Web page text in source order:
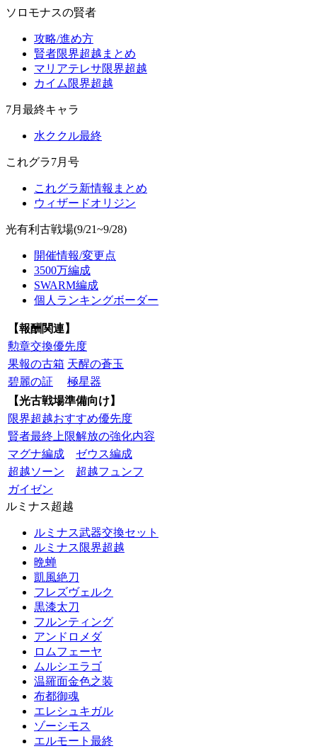
ソロモナスの賢者
攻略/進め方
賢者限界超越まとめ
マリアテレサ限界超越
カイム限界超越
7月最終キャラ
水ククル最終
これグラ7月号
これグラ新情報まとめ
ウィザードオリジン
光有利古戦場(9/21~9/28)
開催情報/変更点
3500万編成
SWARM編成
個人ランキングボーダー
【報酬関連】
勲章交換優先度
果報の古箱 天醒の蒼玉
碧麗の証
極星器
【光古戦場準備向け】
限界超越おすすめ優先度
賢者最終上限解放の強化内容
マグナ編成
ゼウス編成
超越ソーン
超越フュンフ
ガイゼン
ルミナス超越
ルミナス武器交換セット
ルミナス限界超越
晩蝉
凱風絶刀
フレズヴェルク
黒漆太刀
フルンティング
アンドロメダ
ロムフェーヤ
ムルシエラゴ
温羅面金色之装
布都御魂
エレシュキガル
ゾーシモス
エルモート最終